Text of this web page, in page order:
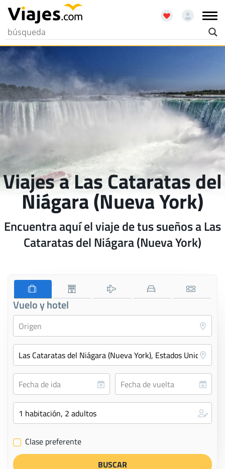
Viajes a Las Cataratas del
Niágara (Nueva York)
Encuentra aquí el viaje de tus sueños a Las
Cataratas del Niágara (Nueva York)
Vuelo y hotel
✔ Clase preferente